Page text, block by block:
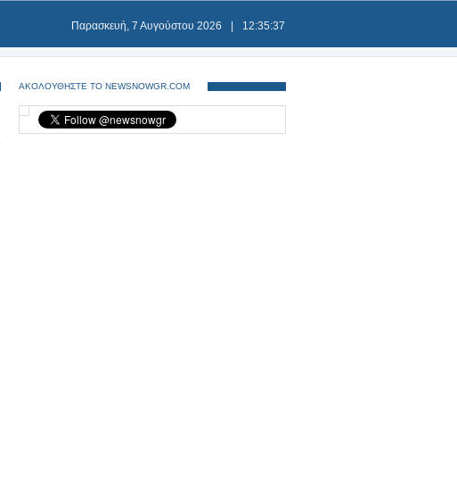
Παρασκευή, 7 Αυγούστου 2026 12:35:37
ΑΚΟΛΟΥΘΗΣΤΕ ΤΟ NEWSNOWGR.COM